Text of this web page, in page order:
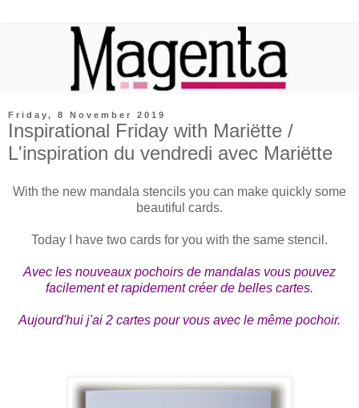
Friday, 8 November 2019
Inspirational Friday with Mariëtte /
L'inspiration du vendredi avec Mariëtte
With the new mandala stencils you can make quickly some
beautiful cards.
Today I have two cards for you with the same stencil.
Avec les nouveaux pochoirs de mandalas vous pouvez
facilement et rapidement créer de belles cartes.
Aujourd'hui j'ai 2 cartes pour vous avec le même pochoir.